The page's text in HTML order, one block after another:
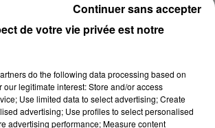
de votre vie privée est notre
do the following data processing based on
our legitimate interest: Store and/or access
Use limited data to select advertising; Create
advertising; Use profiles to select personalised
advertising performance; Measure content
Continuer sans accepter